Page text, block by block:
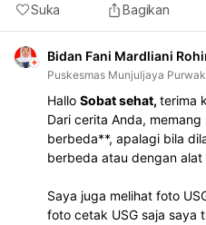
Suka Bagikan
Bidan Fani Mardliani
Puskesmas Munjuljaya
Hallo Sobat sehat, terima
Dari cerita Anda, memang
berbeda**, apalagi bila
berbeda atau dengan
Saya juga melihat foto
foto cetak USG saja saya